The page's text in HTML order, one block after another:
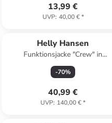
13,99 €
UVP: 40,00 €*
Helly Hansen
Funktionsjacke "Crew" in
Dunkelblau
-70%
40,99 €
UVP: 140,00 €*